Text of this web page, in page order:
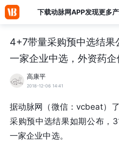
下载动脉网APP发现更多
4+7带量采购预中选结果
一家企业中选，外资药企
高康平
2018-12-06 14:41
据动脉网（微信：vcbeat）
采购预中选结果如期公布，
一家企业中选。